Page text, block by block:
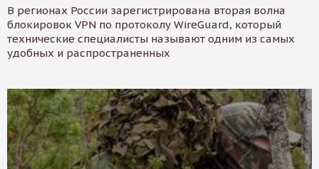
В регионах России зарегистрирована вторая волна
блокировок VPN по протоколу WireGuard, который
технические специалисты называют одним из самых
удобных и распространенных